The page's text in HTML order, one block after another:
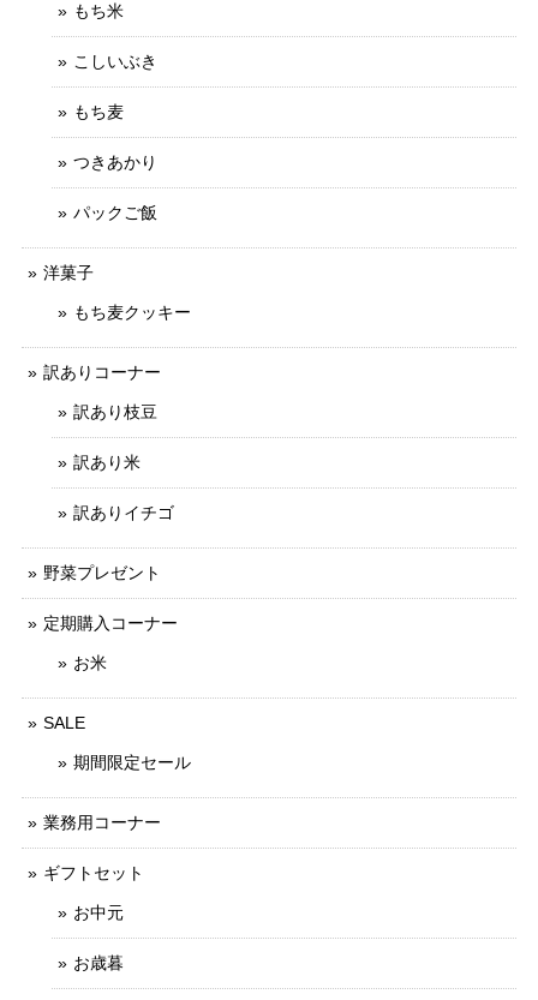
もち米
こしいぶき
もち麦
つきあかり
パックご飯
洋菓子
もち麦クッキー
訳ありコーナー
訳あり枝豆
訳あり米
訳ありイチゴ
野菜プレゼント
定期購入コーナー
お米
SALE
期間限定セール
業務用コーナー
ギフトセット
お中元
お歳暮